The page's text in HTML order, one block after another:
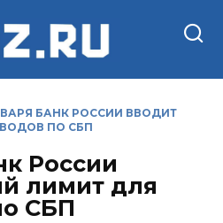
БАНК РОССИИ ВВОДИТ
ПО СБП
России
лимит для
СБП